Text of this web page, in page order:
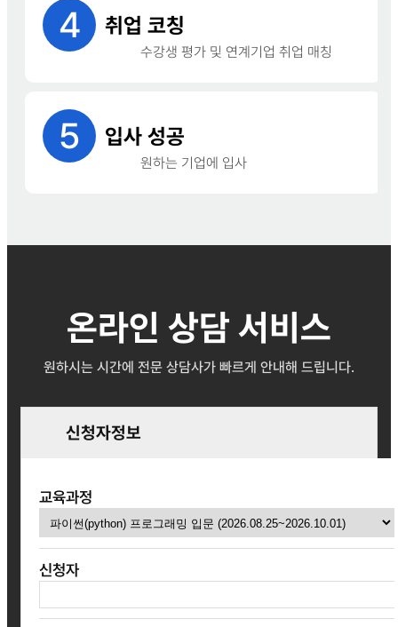
4 취업 코칭
수강생 평가 및 연계기업 취업 매칭
5 입사 성공
원하는 기업에 입사
온라인 상담 서비스
원하시는 시간에 전문 상담사가 빠르게 안내해 드립니다.
신청자정보
교육과정
신청자